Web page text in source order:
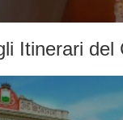
Itinerari del